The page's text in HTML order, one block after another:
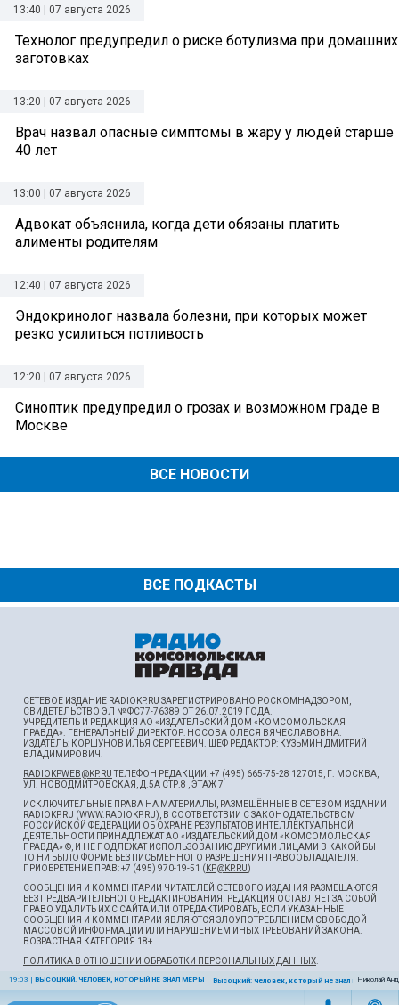
19:03 | ВЫСОЦКИЙ. ЧЕЛОВЕК, КОТОРЫЙ НЕ ЗНАЛ МЕРЫ Высоцкий: человек, который не знал меры (часть
Николай
ВСЕ ПОДКАСТЫ
13:40 | 07 августа 2026
Технолог предупредил о риске ботулизма при домашних
заготовках
13:20 | 07 августа 2026
Врач назвал опасные симптомы в жару у людей старше
40 лет
13:00 | 07 августа 2026
Адвокат объяснила, когда дети обязаны платить
алименты родителям
12:40 | 07 августа 2026
Эндокринолог назвала болезни, при которых может
резко усилиться потливость
12:20 | 07 августа 2026
Синоптик предупредил о грозах и возможном граде в
Москве
ВСЕ НОВОСТИ
СЕТЕВОЕ ИЗДАНИЕ RADIOKP.RU ЗАРЕГИСТРИРОВАНО РОСКОМНАДЗОРОМ,
СВИДЕТЕЛЬСТВО ЭЛ № ФС77-76389 ОТ 26.07.2019 ГОДА.
УЧРЕДИТЕЛЬ И РЕДАКЦИЯ АО «ИЗДАТЕЛЬСКИЙ ДОМ «КОМСОМОЛЬСКАЯ
ПРАВДА». ГЕНЕРАЛЬНЫЙ ДИРЕКТОР: НОСОВА ОЛЕСЯ ВЯЧЕСЛАВОВНА.
ИЗДАТЕЛЬ: КОРШУНОВ ИЛЬЯ СЕРГЕЕВИЧ. ШEФ РЕДАКТОР: КУЗЬМИН ДМИТРИЙ
ВЛАДИМИРОВИЧ.
RADIOKPWEB@KP.RUТЕЛЕФОН РЕДАКЦИИ: +7 (495) 665-75-28 127015, Г. МОСКВА,
УЛ. НОВОДМИТРОВСКАЯ, Д.5А СТР.8 , ЭТАЖ 7
ИСКЛЮЧИТЕЛЬНЫЕ ПРАВА НА МАТЕРИАЛЫ, РАЗМЕЩЁННЫЕ В СЕТЕВОМ ИЗДАНИИ
RADIOKP.RU (WWW.RADIOKP.RU), В СООТВЕТСТВИИ С ЗАКОНОДАТЕЛЬСТВОМ
РОССИЙСКОЙ ФЕДЕРАЦИИ ОБ ОХРАНЕ РЕЗУЛЬТАТОВ ИНТЕЛЛЕКТУАЛЬНОЙ
ДЕЯТЕЛЬНОСТИ ПРИНАДЛЕЖАТ АО «ИЗДАТЕЛЬСКИЙ ДОМ «КОМСОМОЛЬСКАЯ
ПРАВДА» ©, И НЕ ПОДЛЕЖАТ ИСПОЛЬЗОВАНИЮ ДРУГИМИ ЛИЦАМИ В КАКОЙ БЫ
ТО НИ БЫЛО ФОРМЕ БЕЗ ПИСЬМЕННОГО РАЗРЕШЕНИЯ ПРАВООБЛАДАТЕЛЯ.
ПРИОБРЕТЕНИЕ ПРАВ: +7 (495) 970-19-51 ( KP@KP.RU)
СООБЩЕНИЯ И КОММЕНТАРИИ ЧИТАТЕЛЕЙ СЕТЕВОГО ИЗДАНИЯ РАЗМЕЩАЮТСЯ
БЕЗ ПРЕДВАРИТЕЛЬНОГО РЕДАКТИРОВАНИЯ. РЕДАКЦИЯ ОСТАВЛЯЕТ ЗА СОБОЙ
ПРАВО УДАЛИТЬ ИХ С САЙТА ИЛИ ОТРЕДАКТИРОВАТЬ, ЕСЛИ УКАЗАННЫЕ
СООБЩЕНИЯ И КОММЕНТАРИИ ЯВЛЯЮТСЯ ЗЛОУПОТРЕБЛЕНИЕМ СВОБОДОЙ
МАССОВОЙ ИНФОРМАЦИИ ИЛИ НАРУШЕНИЕМ ИНЫХ ТРЕБОВАНИЙ ЗАКОНА.
ВОЗРАСТНАЯ КАТЕГОРИЯ 18+.
ПОЛИТИКА В ОТНОШЕНИИ ОБРАБОТКИ ПЕРСОНАЛЬНЫХ ДАННЫХ